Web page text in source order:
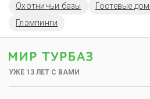
Охотничьи базы
Гостевые
Глэмпинги
УЖЕ 13 ЛЕТ С ВАМИ